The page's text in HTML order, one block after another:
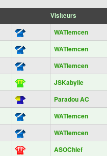
Visiteurs
WATlemcen
WATlemcen
WATlemcen
JSKabylie
Paradou AC
WATlemcen
WATlemcen
ASOChlef